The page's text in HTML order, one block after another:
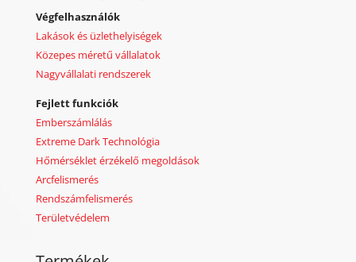
Végfelhasználók
Lakások és üzlethelyiségek
Közepes méretű vállalatok
Nagyvállalati rendszerek
Fejlett funkciók
Emberszámlálás
Extreme Dark Technológia
Hőmérséklet érzékelő megoldások
Arcfelismerés
Rendszámfelismerés
Területvédelem